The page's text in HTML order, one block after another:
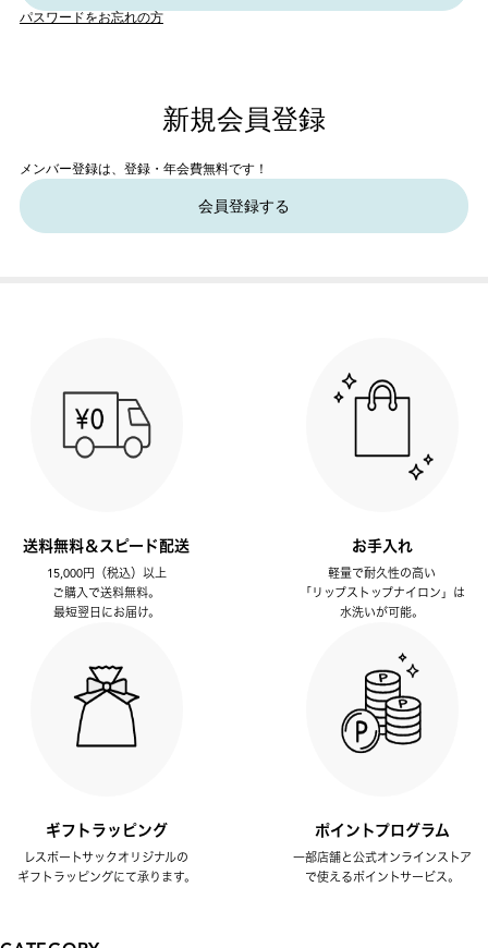
パスワードをお忘れの方
新規会員登録
メンバー登録は、登録・年会費無料です！
会員登録する
送料無料＆スピード配送
15,000円（税込）以上
ご購入で送料無料。
最短翌日にお届け。
お手入れ
軽量で耐久性の高い
「リップストップナイロン」は
水洗いが可能。
ギフトラッピング
レスポートサックオリジナルの
ギフトラッピングにて承ります。
ポイントプログラム
一部店舗と公式オンラインストア
で使えるポイントサービス。